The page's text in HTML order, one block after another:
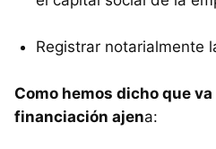
Registrar notarialmente
Como hemos dicho que
financiación ajena: